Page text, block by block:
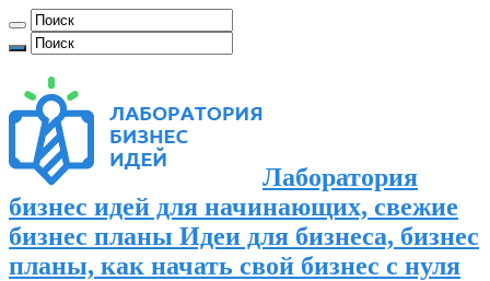
Лаборатория
бизнес идей для начинающих, свежие
бизнес планы Идеи для бизнеса, бизнес
планы, как начать свой бизнес с нуля